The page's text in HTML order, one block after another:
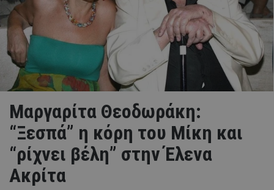
Μαργαρίτα Θεοδωράκη:
“Ξεσπά” η κόρη του Μίκη και
“ρίχνει βέλη” στην Έλενα
Ακρίτα